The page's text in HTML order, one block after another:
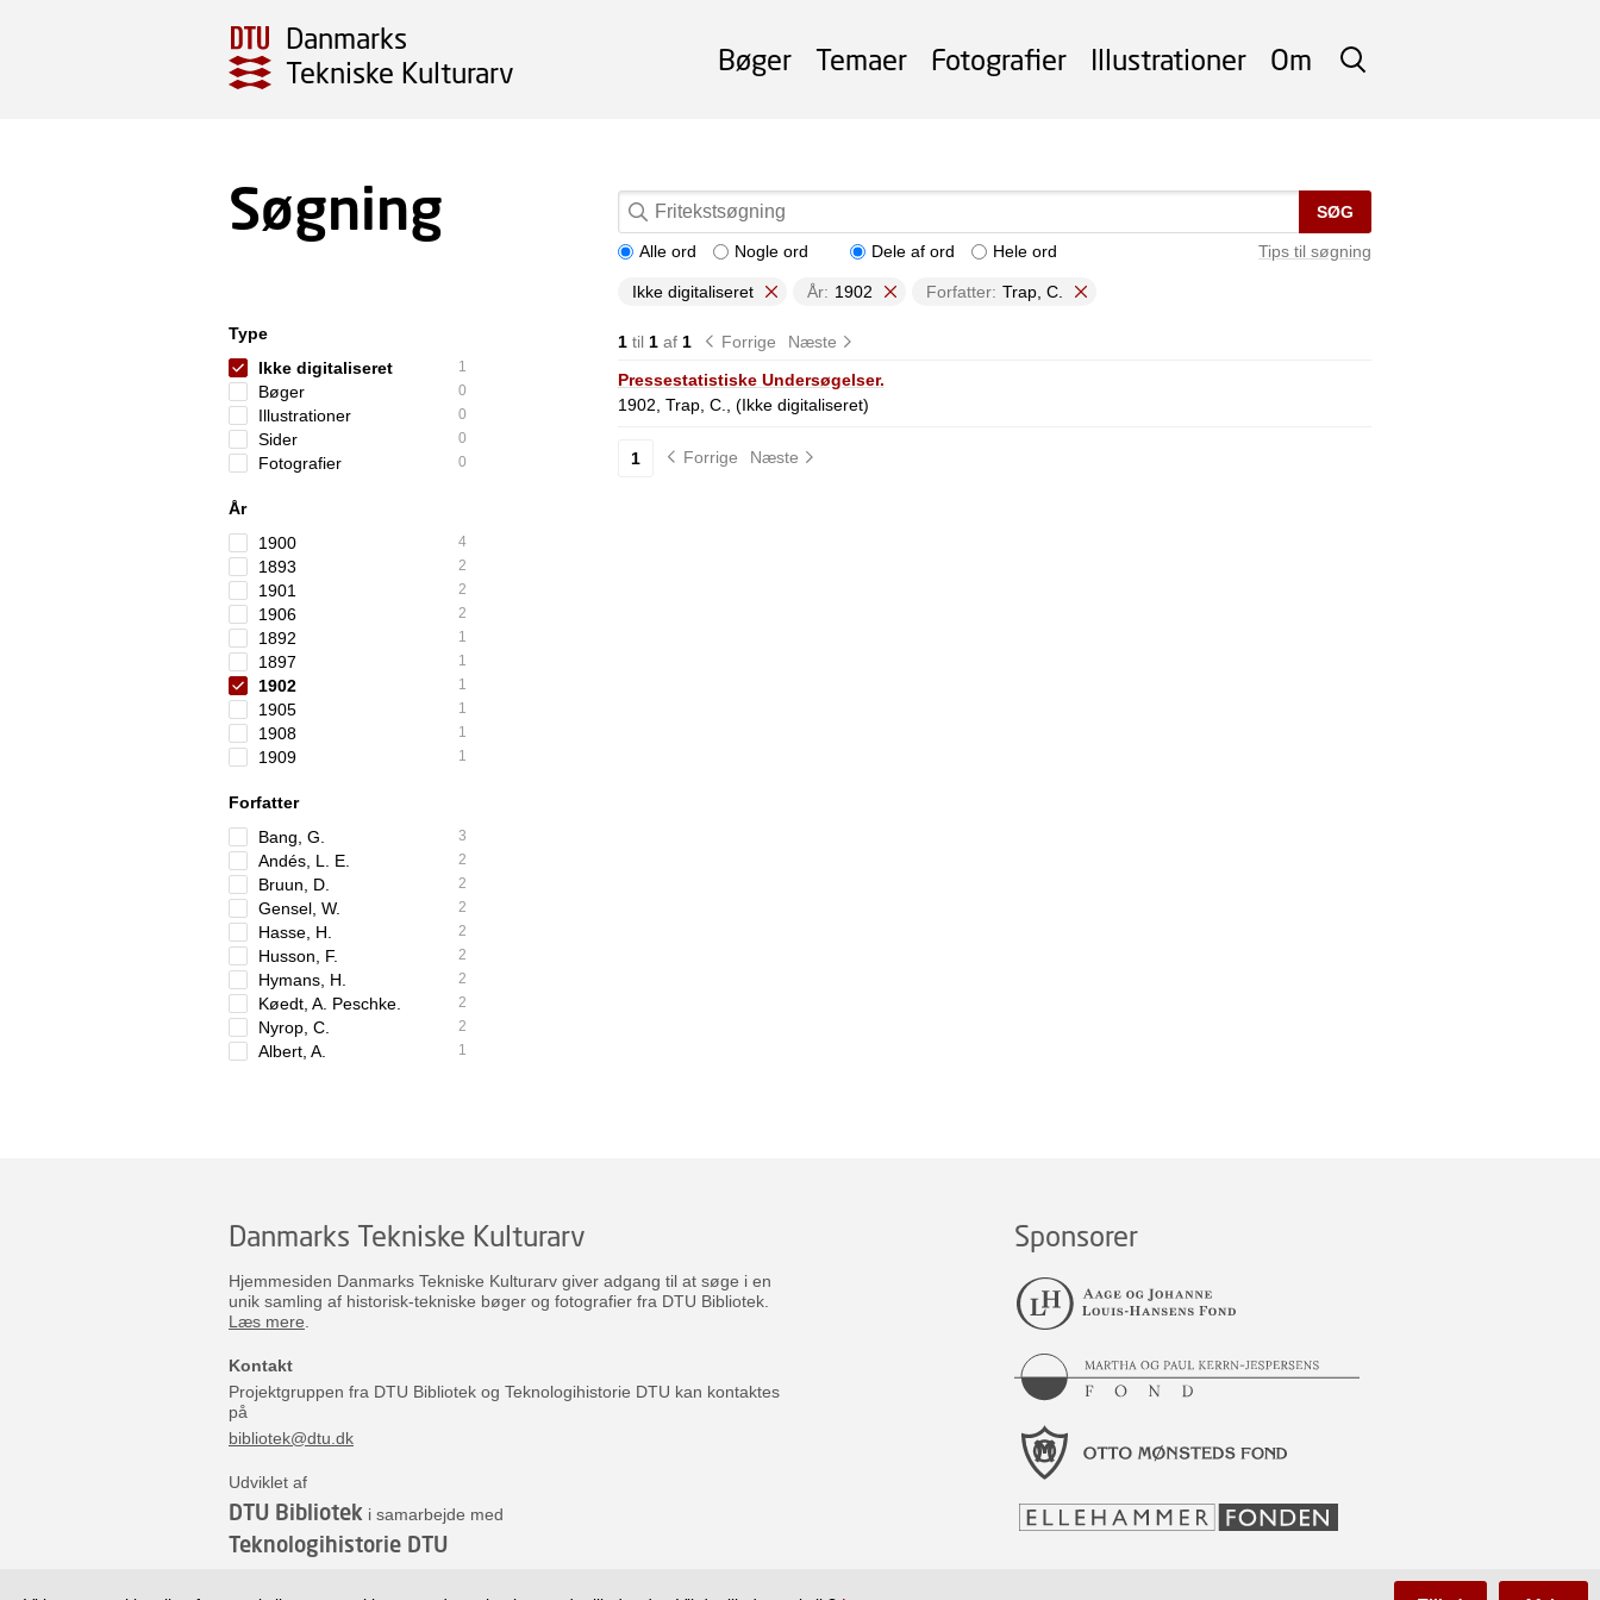
Danmarks
Tekniske Kulturarv
SØG
Bøger Temaer Fotografier Illustrationer Om
Søgning SØG
Tips til søgning
Alle ord Nogle ord Dele af ord Hele ord
Ikke digitaliseret År: 1902 Forfatter: Trap, C.
Type
Ikke digitaliseret
1
Bøger 0
Illustrationer 0
Sider 0
Fotografier 0
År
1900
4
1893 2
1901 2
1906 2
1892 1
1897 1
1902 1
1905 1
1908 1
1909 1
Forfatter
Bang, G.
3
Andés, L. E. 2
Bruun, D. 2
Gensel, W. 2
Hasse, H. 2
Husson, F. 2
Hymans, H. 2
Køedt, A. Peschke. 2
Nyrop, C. 2
Albert, A. 1
1til 1af 1 Forrige
Næste
Pressestatistiske Undersøgelser.
1902, Trap, C., (Ikke digitaliseret)
1 Forrige Næste
Danmarks Tekniske Kulturarv
Hjemmesiden Danmarks Tekniske Kulturarv giver adgang til at søge i en
unik samling af historisk-tekniske bøger og fotografier fra DTU Bibliotek.
Læs mere
Kontakt
Projektgruppen fra DTU Bibliotek og Teknologihistorie DTU kan kontaktes
på
bibliotek@dtu.dk
Udviklet af
DTU Bibliotek i samarbejde med
Teknologihistorie DTU
Sponsorer